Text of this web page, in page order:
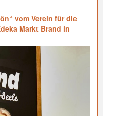
vom Verein für die
Markt Brand in